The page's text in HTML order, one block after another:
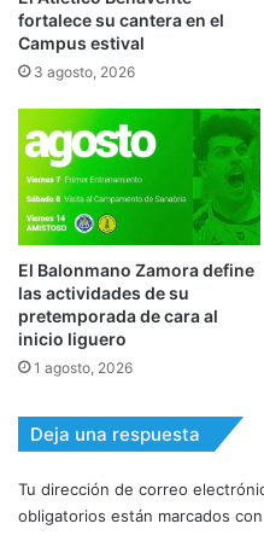
fortalece su cantera en el
Campus estival
3 agosto, 2026
El Balonmano Zamora define
las actividades de su
pretemporada de cara al
inicio liguero
1 agosto, 2026
Deja una respuesta
Tu dirección de correo
obligatorios están marcados con